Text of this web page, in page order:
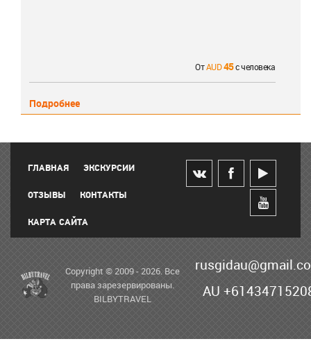
От 45с человека
Подробнее
ГЛАВНАЯ ЭКСКУРСИИ
ОТЗЫВЫ КОНТАКТЫ
КАРТА САЙТА
Copyright © 2009 - 2026. Все
права зарезервированы.
BILBYTRAVEL
AU